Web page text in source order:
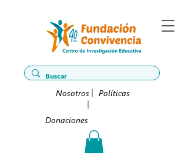
Nosotros Políticas
Donaciones